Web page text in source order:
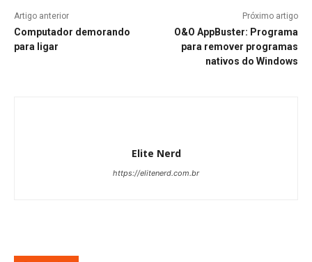
Artigo anterior
Computador demorando
para ligar
Próximo artigo
O&O AppBuster: Programa
para remover programas
nativos do Windows
Elite Nerd
https://elitenerd.com.br